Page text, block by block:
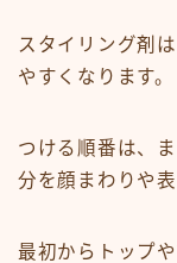
スタイリング剤
やすくなります。
つける順番は、
分を顔まわりや
最初からトップ